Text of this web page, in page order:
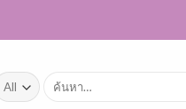
ค้นหา: